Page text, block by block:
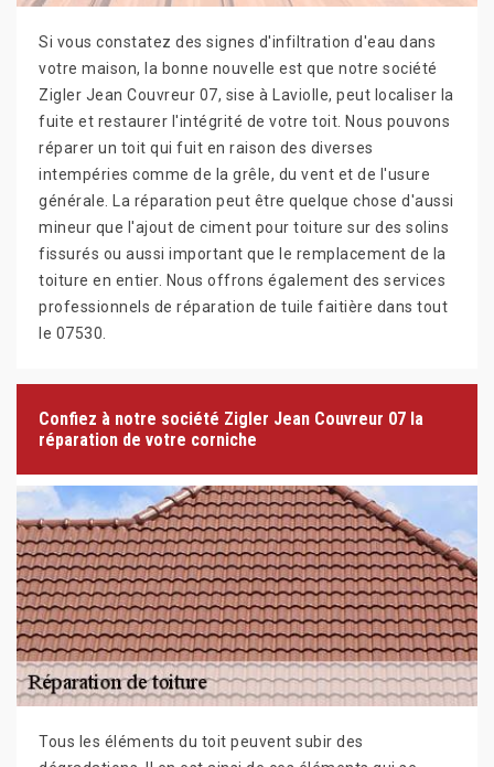
Si vous constatez des signes d'infiltration d'eau dans
votre maison, la bonne nouvelle est que notre société
Zigler Jean Couvreur 07, sise à Laviolle, peut localiser la
fuite et restaurer l'intégrité de votre toit. Nous pouvons
réparer un toit qui fuit en raison des diverses
intempéries comme de la grêle, du vent et de l'usure
générale. La réparation peut être quelque chose d'aussi
mineur que l'ajout de ciment pour toiture sur des solins
fissurés ou aussi important que le remplacement de la
toiture en entier. Nous offrons également des services
professionnels de réparation de tuile faitière dans tout
le 07530.
Confiez à notre société Zigler Jean Couvreur 07 la
réparation de votre corniche
Tous les éléments du toit peuvent subir des